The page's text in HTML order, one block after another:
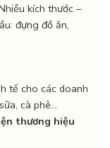
kích thước –
đựng đồ ăn,
tế cho các doanh
cà phê…
thương hiệu